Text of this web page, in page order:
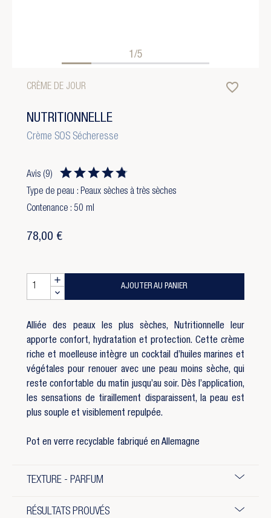
1/5
CRÈME DE JOUR favorite_border
NUTRITIONNELLE
Crème SOS Sécheresse
Avis (9)
Type de peau : Peaux sèches à très sèches
Contenance : 50 ml
78,00 €
AJOUTER AU PANIER
Alliée des peaux les plus sèches, Nutritionnelle leur
apporte confort, hydratation et protection. Cette crème
riche et moelleuse intègre un cocktail d’huiles marines et
végétales pour renouer avec une peau moins sèche, qui
reste confortable du matin jusqu’au soir. Dès l’application,
les sensations de tiraillement disparaissent, la peau est
plus souple et visiblement repulpée.
Pot en verre recyclable fabriqué en Allemagne
TEXTURE - PARFUM
RÉSULTATS PROUVÉS